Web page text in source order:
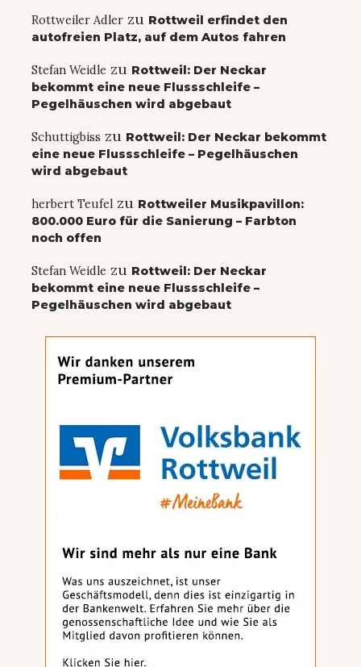
Rottweiler Adler zu Rottweil erfindet den
autofreien Platz, auf dem Autos fahren
Stefan Weidle zu Rottweil: Der Neckar
bekommt eine neue Flussschleife –
Pegelhäuschen wird abgebaut
Schuttigbiss zu Rottweil: Der Neckar bekommt
eine neue Flussschleife – Pegelhäuschen
wird abgebaut
herbert Teufel zu Rottweiler Musikpavillon:
800.000 Euro für die Sanierung – Farbton
noch offen
Stefan Weidle zu Rottweil: Der Neckar
bekommt eine neue Flussschleife –
Pegelhäuschen wird abgebaut